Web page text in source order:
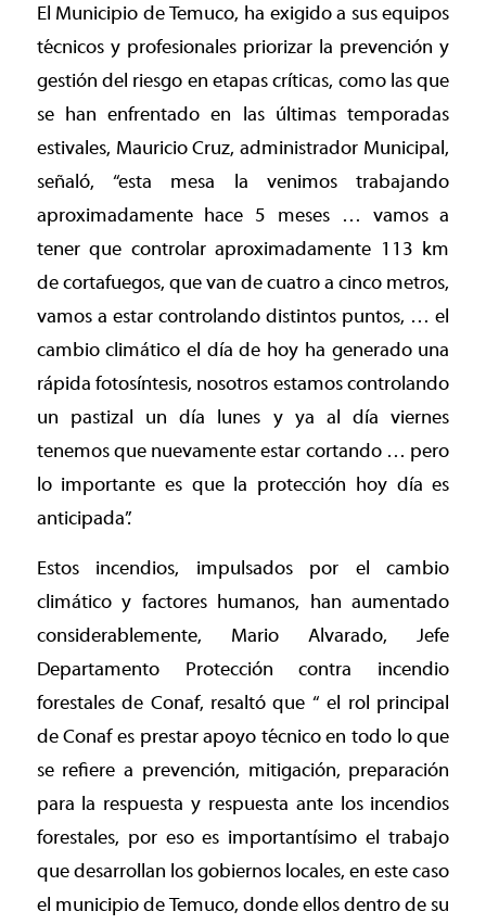
El Municipio de Temuco, ha exigido a sus equipos
técnicos y profesionales priorizar la prevención y
gestión del riesgo en etapas críticas, como las que
se han enfrentado en las últimas temporadas
estivales, Mauricio Cruz, administrador Municipal,
señaló, “esta mesa la venimos trabajando
aproximadamente hace 5 meses … vamos a
tener que controlar aproximadamente 113 km
de cortafuegos, que van de cuatro a cinco metros,
vamos a estar controlando distintos puntos, … el
cambio climático el día de hoy ha generado una
rápida fotosíntesis, nosotros estamos controlando
un pastizal un día lunes y ya al día viernes
tenemos que nuevamente estar cortando … pero
lo importante es que la protección hoy día es
anticipada”.
Estos incendios, impulsados por el cambio
climático y factores humanos, han aumentado
considerablemente, Mario Alvarado, Jefe
Departamento Protección contra incendio
forestales de Conaf, resaltó que “ el rol principal
de Conaf es prestar apoyo técnico en todo lo que
se refiere a prevención, mitigación, preparación
para la respuesta y respuesta ante los incendios
forestales, por eso es importantísimo el trabajo
que desarrollan los gobiernos locales, en este caso
el municipio de Temuco, donde ellos dentro de su